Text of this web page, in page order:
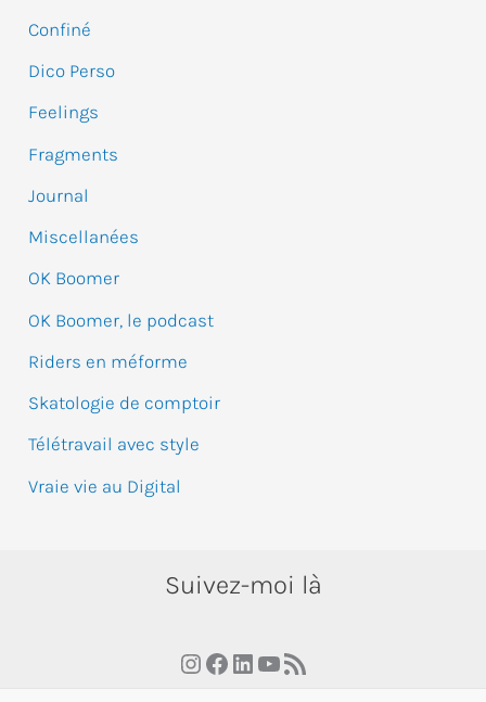
r
c
h
e
r
Confiné
Dico Perso
Feelings
Fragments
Journal
Miscellanées
OK Boomer
OK Boomer, le podcast
Riders en méforme
Skatologie de comptoir
Télétravail avec style
Vraie vie au Digital
Suivez-moi là
Instagram
Facebook
LinkedIn
YouTube
RSS Feed